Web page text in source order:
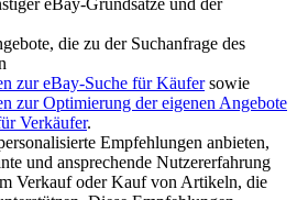
eBay-Grundsätze und der
die zu der Suchanfrage des
zur eBay-Suche für Käufersowie
zur Optimierung der eigenen Angebote
Verkäufer.
Empfehlungen anbieten,
und ansprechende Nutzererfahrung
Verkauf oder Kauf von Artikeln, die